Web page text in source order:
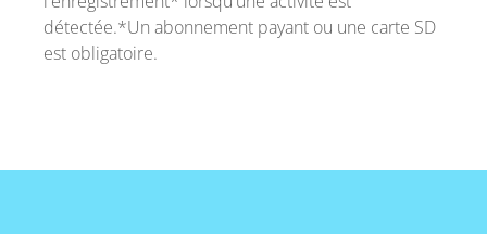
détectée.*Un abonnement payant ou une carte SD
est obligatoire.